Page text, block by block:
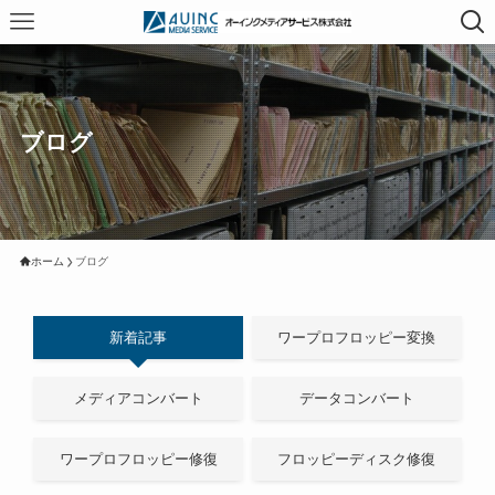
ブログ
ホーム ブログ
新着記事 ワープロフロッピー変換
メディアコンバート データコンバート
ワープロフロッピー修復 フロッピーディスク修復